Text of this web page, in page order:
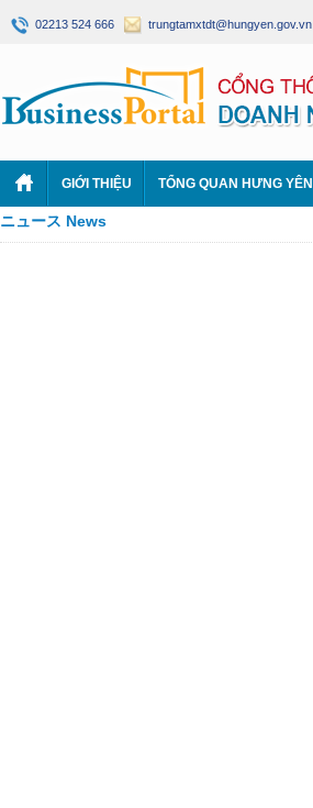
02213 524 666 trungtamxtdt@hungyen.gov.vn
GIỚI THIỆU TỔNG QUAN HƯNG YÊN
ニュース News